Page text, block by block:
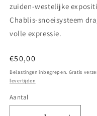
zuiden‑westelijke
Chablis‑snoeisysteem
volle expressie.
Normale
prijs
€50,00
Belastingen inbegrepen. Gratis
levertijden
Aantal